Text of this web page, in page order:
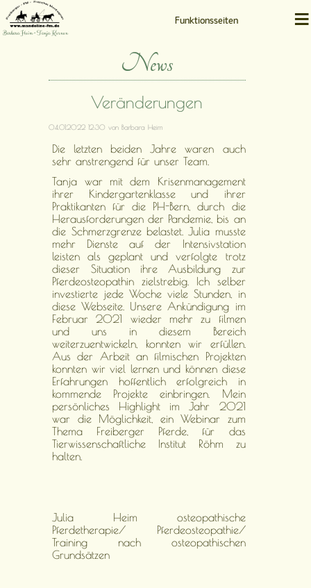
Barbara Heim • Tanja Kernen
Funktionsseiten ≡
News
Veränderungen
04.01.2022 12:30 von Barbara Heim
Die letzten beiden Jahre waren auch
sehr anstrengend für unser Team.
Tanja war mit dem Krisenmanagement
ihrer Kindergartenklasse und ihrer
Praktikanten für die PH-Bern, durch die
Herausforderungen der Pandemie, bis an
die Schmerzgrenze belastet. Julia musste
mehr Dienste auf der Intensivstation
leisten als geplant und verfolgte trotz
dieser Situation ihre Ausbildung zur
Pferdeosteopathin zielstrebig. Ich selber
investierte jede Woche viele Stunden, in
diese Webseite. Unsere Ankündigung im
Februar 2021 wieder mehr zu filmen
und uns in diesem Bereich
weiterzuentwickeln, konnten wir erfüllen.
Aus der Arbeit an filmischen Projekten
konnten wir viel lernen und können diese
Erfahrungen hoffentlich erfolgreich in
kommende Projekte einbringen. Mein
persönliches Highlight im Jahr 2021
war die Möglichkeit, ein Webinar zum
Thema Freiberger Pferde, für das
Tierwissenschaftliche Institut Röhm zu
halten.
Julia Heim osteopathische
Pferdetherapie/ Pferdeosteopathie/
Training nach osteopathischen
Grundsätzen